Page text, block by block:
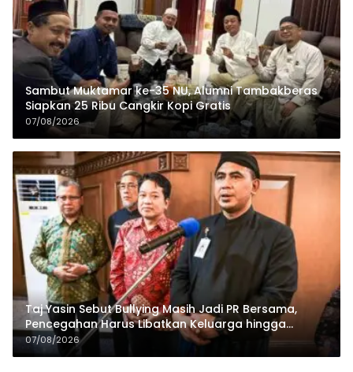
Sambut Muktamar ke-35 NU, Alumni Tambakberas
Siapkan 25 Ribu Cangkir Kopi Gratis
07/08/2026
Taj Yasin Sebut Bullying Masih Jadi PR Bersama,
Pencegahan Harus Libatkan Keluarga hingga
Pesantren
07/08/2026